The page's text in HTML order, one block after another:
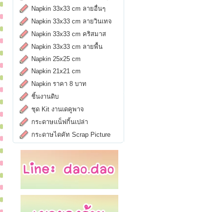
Napkin 33x33 cm ลายอื่นๆ
Napkin 33x33 cm ลายวินเทจ
Napkin 33x33 cm คริสมาส
Napkin 33x33 cm ลายพื้น
Napkin 25x25 cm
Napkin 21x21 cm
Napkin ราคา 8 บาท
ชิ้นงานดิบ
ชุด Kit งานเดคูพาจ
กระดาษแน็ฟกิ้นเปล่า
กระดาษไดคัท Scrap Picture